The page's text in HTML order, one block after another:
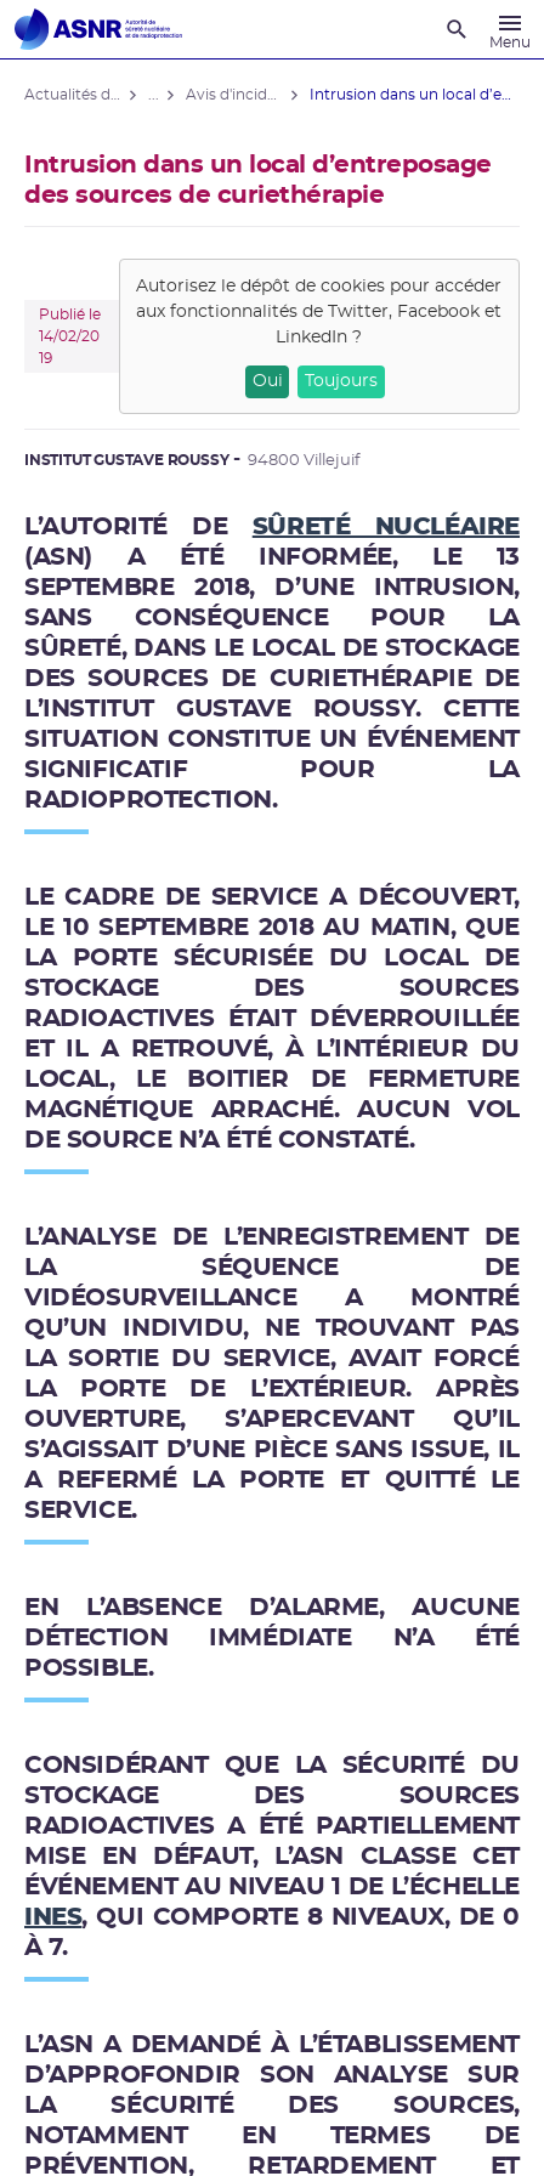
Menu
Intrusion dans un local d’entreposage
des sources de curiethérapie
Publié le
14/02/20
19
Autorisez le dépôt de cookies pour accéder
aux fonctionnalités deTwitter, Facebook et
LinkedIn ?
Oui Toujours
INSTITUT GUSTAVE ROUSSY 94800 Villejuif
L’AUTORITÉ DE SÛRETÉ NUCLÉAIRE
(ASN) A ÉTÉ INFORMÉE, LE 13
SEPTEMBRE 2018, D’UNE INTRUSION,
SANS CONSÉQUENCE POUR LA
SÛRETÉ, DANS LE LOCAL DE STOCKAGE
DES SOURCES DE CURIETHÉRAPIE DE
L’INSTITUT GUSTAVE ROUSSY. CETTE
SITUATION CONSTITUE UN ÉVÉNEMENT
SIGNIFICATIF POUR LA
RADIOPROTECTION.
LE CADRE DE SERVICE A DÉCOUVERT,
LE 10 SEPTEMBRE 2018 AU MATIN, QUE
LA PORTE SÉCURISÉE DU LOCAL DE
STOCKAGE DES SOURCES
RADIOACTIVES ÉTAIT DÉVERROUILLÉE
ET IL A RETROUVÉ, À L’INTÉRIEUR DU
LOCAL, LE BOITIER DE FERMETURE
MAGNÉTIQUE ARRACHÉ. AUCUN VOL
DE SOURCE N’A ÉTÉ CONSTATÉ.
L’ANALYSE DE L’ENREGISTREMENT DE
LA SÉQUENCE DE
VIDÉOSURVEILLANCE A MONTRÉ
QU’UN INDIVIDU, NE TROUVANT PAS
LA SORTIE DU SERVICE, AVAIT FORCÉ
LA PORTE DE L’EXTÉRIEUR. APRÈS
OUVERTURE, S’APERCEVANT QU’IL
S’AGISSAIT D’UNE PIÈCE SANS ISSUE, IL
A REFERMÉ LA PORTE ET QUITTÉ LE
SERVICE.
EN L’ABSENCE D’ALARME, AUCUNE
DÉTECTION IMMÉDIATE N’A ÉTÉ
POSSIBLE.
CONSIDÉRANT QUE LA SÉCURITÉ DU
STOCKAGE DES SOURCES
RADIOACTIVES A ÉTÉ PARTIELLEMENT
MISE EN DÉFAUT, L’ASN CLASSE CET
ÉVÉNEMENT AU NIVEAU 1
DE L’ÉCHELLE
INES,QUI COMPORTE 8 NIVEAUX, DE 0
À 7.
L’ASN A DEMANDÉ À L’ÉTABLISSEMENT
D’APPROFONDIR SON ANALYSE SUR
LA SÉCURITÉ DES SOURCES,
NOTAMMENT EN TERMES DE
PRÉVENTION, RETARDEMENT ET